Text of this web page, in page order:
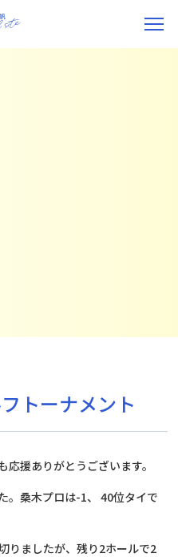
トーナメント
援ありがとうございます。
。桑木プロは-1、 40位タイで
りましたが、残り2ホールで2